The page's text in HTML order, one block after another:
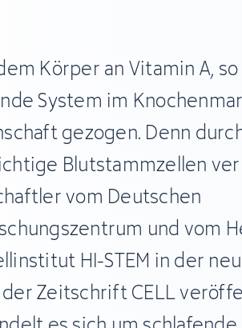
Körper an Vitamin A,
System im
gezogen. Denn
Blutstammzellen
vom Deutschen
und vom
HI-STEM in der
Zeitschrift CELL